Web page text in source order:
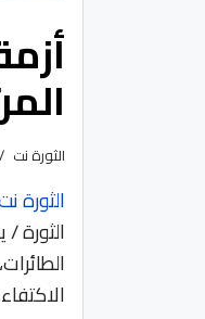
الثورة نت
الثورة
الثورة